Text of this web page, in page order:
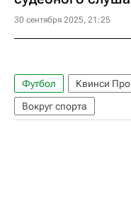
30 сентября 2025, 21:25
Футбол Квинси
Вокруг спорта